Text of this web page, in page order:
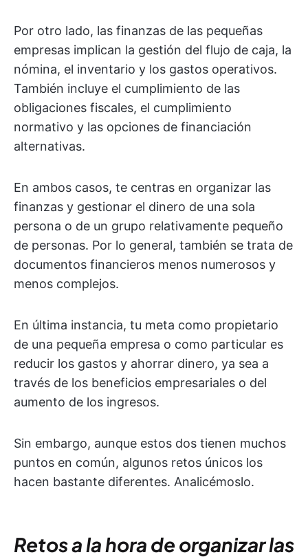
Por otro lado, las finanzas de las pequeñas
empresas implican la gestión del flujo de caja, la
nómina, el inventario y los gastos operativos.
También incluye el cumplimiento de las
obligaciones fiscales, el cumplimiento
normativo y las opciones de financiación
alternativas.
En ambos casos, te centras en organizar las
finanzas y gestionar el dinero de una sola
persona o de un grupo relativamente pequeño
de personas. Por lo general, también se trata de
documentos financieros menos numerosos y
menos complejos.
En última instancia, tu meta como propietario
de una pequeña empresa o como particular es
reducir los gastos y ahorrar dinero, ya sea a
través de los beneficios empresariales o del
aumento de los ingresos.
Sin embargo, aunque estos dos tienen muchos
puntos en común, algunos retos únicos los
hacen bastante diferentes. Analicémoslo.
Retos a la hora de organizar las